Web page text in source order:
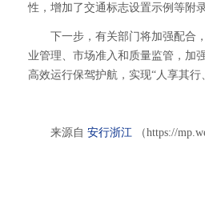
性，增加了交通标志设置示例等附
下一步，有关部门将加强配合
业管理、市场准入和质量监管，加
高效运行保驾护航，实现“人享其行
来源自 安行浙江 （https://